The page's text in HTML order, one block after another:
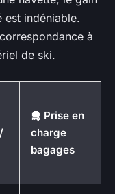
est indéniable.
à
de ski.
🛅 Prise en
charge
bagages